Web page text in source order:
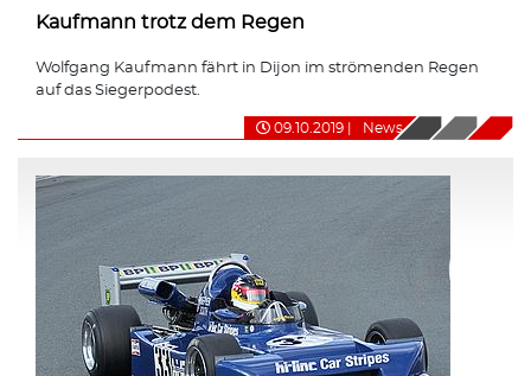
Kaufmann trotz dem Regen
Wolfgang Kaufmann fährt in Dijon im strömenden Regen
auf das Siegerpodest.
09.10.2019 News